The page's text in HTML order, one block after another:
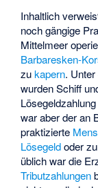
Inhaltlich
noch gängige
Mittelmeer
Barbaresken-
zukapern.
wurden Schiff
war aber der an
praktizierte
Lösegeldoder
üblich war die
Tributzahlungen